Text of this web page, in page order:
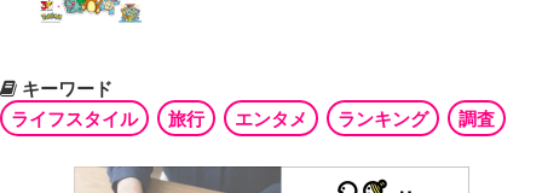
キーワード
ライフスタイル
旅行 エンタメ ランキング 調査